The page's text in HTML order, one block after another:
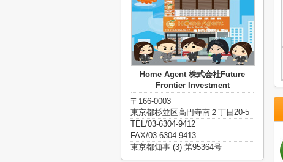
Home Agent 株式会社Future
Frontier Investment
〒166-0003
東京都杉並区高円寺南２丁目20-5
TEL/03-6304-9412
FAX/03-6304-9413
東京都知事 (3) 第95364号